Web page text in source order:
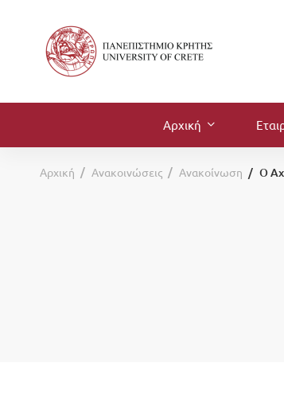
Αρχική
Αρχική Ανακοινώσεις Ανακοίνωση Ο